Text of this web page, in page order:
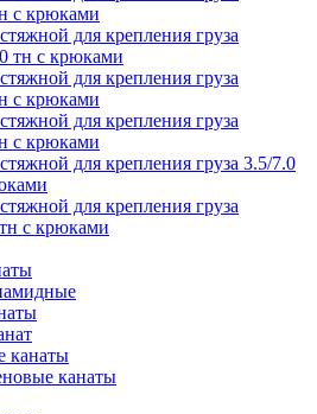
с крюками
для крепления груза
тн с крюками
для крепления груза
с крюками
для крепления груза
с крюками
для крепления груза 3.5/7.0
для крепления груза
с крюками
канаты
канаты